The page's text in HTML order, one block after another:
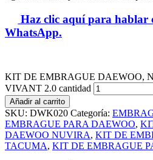
Haz clic aquí para hablar
WhatsApp.
KIT DE EMBRAGUE DAEWOO,
VIVANT 2.0 cantidad
Añadir al carrito
SKU: DWK020 Categoría:
EMBRAGUE PARA DAEWOO,
DAEWOO NUVIRA, KIT DE
TACUMA, KIT DE EMBRAGUE